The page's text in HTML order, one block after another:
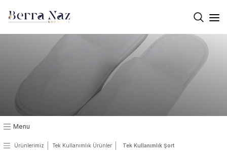
Masaj Mumları
Menu
Ürünlerimiz Tek Kullanımlık Ürünler Tek Kullanımlık Şort